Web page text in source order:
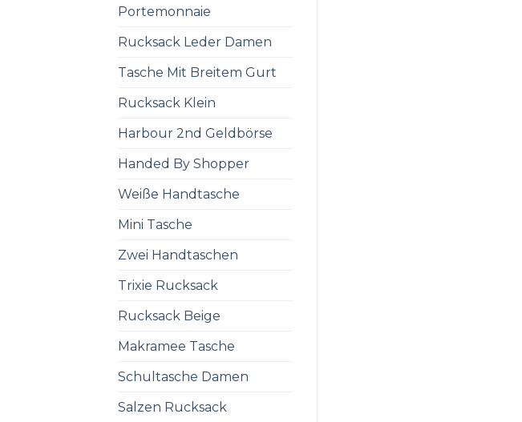
Portemonnaie
Rucksack Leder Damen
Tasche Mit Breitem Gurt
Rucksack Klein
Harbour 2nd Geldbörse
Handed By Shopper
Weiße Handtasche
Mini Tasche
Zwei Handtaschen
Trixie Rucksack
Rucksack Beige
Makramee Tasche
Schultasche Damen
Salzen Rucksack